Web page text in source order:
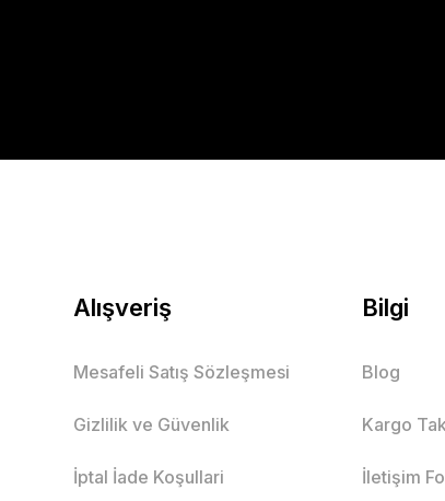
Alışveriş
Mesafeli Satış Sözleşmesi
Gizlilik ve Güvenlik
İptal İade Koşullari
Bilgi
Blog
Kargo
İletişim